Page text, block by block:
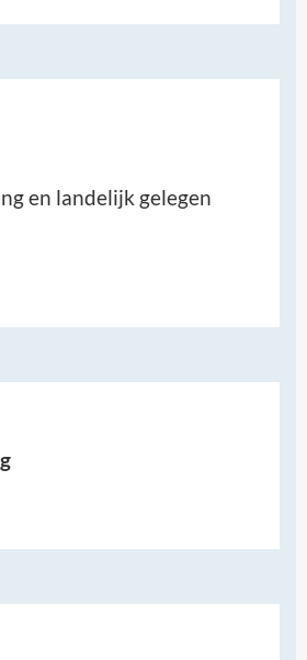
en landelijk gelegen